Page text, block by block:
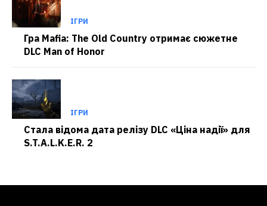
ІГРИ
Гра Mafia: The Old Country отримає сюжетне
DLC Man of Honor
ІГРИ
Стала відома дата релізу DLC «Ціна надії» для
S.T.A.L.K.E.R. 2